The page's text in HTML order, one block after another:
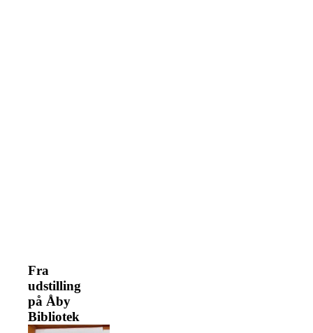
Fra
udstilling
på Åby
Bibliotek